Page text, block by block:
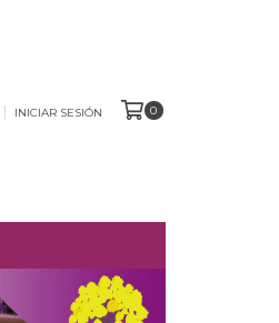
INICIAR SESIÓN 0